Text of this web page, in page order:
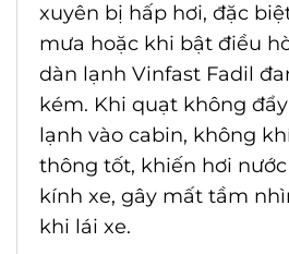
xuyên bị hấp hơi, đặc
mưa hoặc khi bật điều
dàn lạnh Vinfast Fadil
kém. Khi quạt không
lạnh vào cabin, không
thông tốt, khiến hơi
kính xe, gây mất tầm
khi lái xe.